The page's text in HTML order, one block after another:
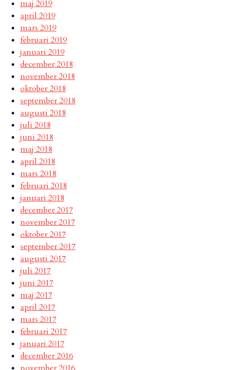
maj 2019
april 2019
mars 2019
februari 2019
januari 2019
december 2018
november 2018
oktober 2018
september 2018
augusti 2018
juli 2018
juni 2018
maj 2018
april 2018
mars 2018
februari 2018
januari 2018
december 2017
november 2017
oktober 2017
september 2017
augusti 2017
juli 2017
juni 2017
maj 2017
april 2017
mars 2017
februari 2017
januari 2017
december 2016